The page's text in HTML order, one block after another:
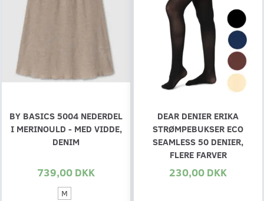
BY BASICS 5004 NEDERDEL
I MERINOULD - MED VIDDE,
DENIM
739,00 DKK
M
DEAR DENIER ERIKA
STRØMPEBUKSER ECO
SEAMLESS 50 DENIER,
FLERE FARVER
230,00 DKK